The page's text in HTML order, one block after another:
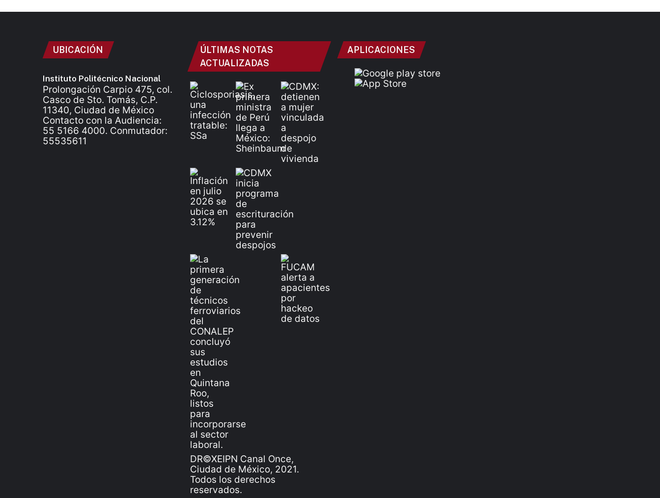
UBICACIÓN
Instituto Politécnico Nacional
Prolongación Carpio 475, col.
Casco de Sto. Tomás, C.P.
11340, Ciudad de México
Contacto con la Audiencia:
55 5166 4000. Conmutador:
55535611
ÚLTIMAS NOTAS
ACTUALIZADAS
DR©XEIPN Canal Once,
Ciudad de México, 2021.
Todos los derechos
reservados.
APLICACIONES